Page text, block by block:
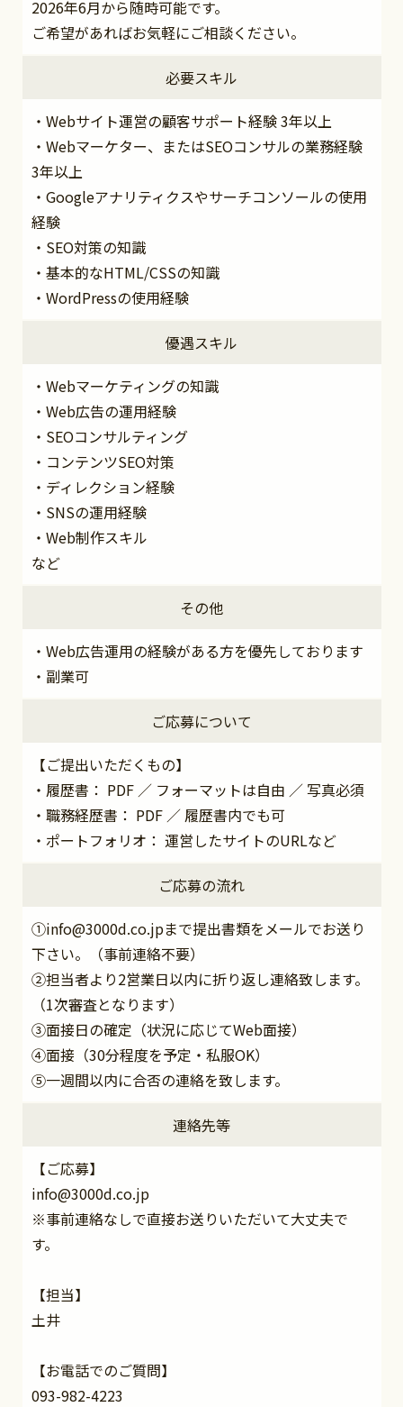
2026年6月から随時可能です。
ご希望があればお気軽にご相談ください。
必要スキル
・Webサイト運営の顧客サポート経験 3年以上
・Webマーケター、またはSEOコンサルの業務経験
3年以上
・Googleアナリティクスやサーチコンソールの使用
経験
・SEO対策の知識
・基本的なHTML/CSSの知識
・WordPressの使用経験
優遇スキル
・Webマーケティングの知識
・Web広告の運用経験
・SEOコンサルティング
・コンテンツSEO対策
・ディレクション経験
・SNSの運用経験
・Web制作スキル
など
その他
・Web広告運用の経験がある方を優先しております
・副業可
ご応募について
【ご提出いただくもの】
・履歴書： PDF ／ フォーマットは自由 ／ 写真必須
・職務経歴書： PDF ／ 履歴書内でも可
・ポートフォリオ： 運営したサイトのURLなど
ご応募の流れ
①info@3000d.co.jpまで提出書類をメールでお送り
下さい。（事前連絡不要）
②担当者より2営業日以内に折り返し連絡致します。
（1次審査となります）
③面接日の確定（状況に応じてWeb面接）
④面接（30分程度を予定・私服OK）
⑤一週間以内に合否の連絡を致します。
連絡先等
【ご応募】
info@3000d.co.jp
※事前連絡なしで直接お送りいただいて大丈夫で
す。
【担当】
土井
【お電話でのご質問】
093-982-4223